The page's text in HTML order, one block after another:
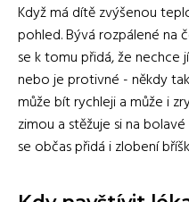
Když má dítě zvýšenou
pohled. Bývá rozpálené na
se k tomu přidá, že nechce
nebo je protivné - někdy
může bít rychleji a může i
zimou a stěžuje si na
se občas přidá i zlobení